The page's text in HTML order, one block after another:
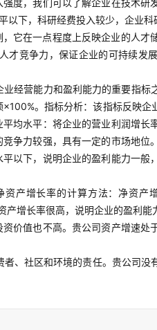
度，我们可以了解企业在技术研
下，科研经费投入较少，企业科
它在一点程度上反映企业的人才
竞争力，保证企业的可持续发
经营能力和盈利能力的重要指
。指标分析：该指标反映企
均水平：将企业的营业利润增长
争力较强，具有一定的市场地位
以下，说明企业的盈利能力一般
产增长率的计算方法：净资
增长率很高，说明企业的盈利
价值也不高。贵公司资产增速处
、社区和环境的责任。贵公司没